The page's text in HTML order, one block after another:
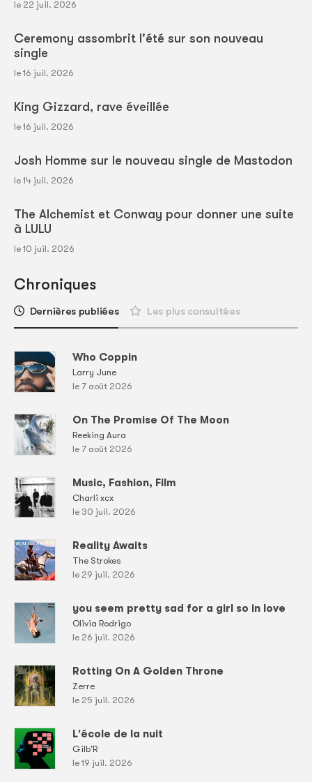
le 22 juil. 2026
Ceremony assombrit l'été sur son nouveau
single
le 16 juil. 2026
King Gizzard, rave éveillée
le 16 juil. 2026
Josh Homme sur le nouveau single de Mastodon
le 14 juil. 2026
The Alchemist et Conway pour donner une suite
à LULU
le 10 juil. 2026
Chroniques
Dernières publiées Les plus consultées
Who Coppin
Larry June
le 7 août 2026
On The Promise Of The Moon
Reeking Aura
le 7 août 2026
Music, Fashion, Film
Charli xcx
le 30 juil. 2026
Reality Awaits
The Strokes
le 29 juil. 2026
you seem pretty sad for a girl so in love
Olivia Rodrigo
le 26 juil. 2026
Rotting On A Golden Throne
Zerre
le 25 juil. 2026
L'école de la nuit
Gilb'R
le 19 juil. 2026